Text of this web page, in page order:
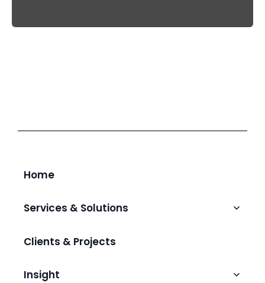
Home
Services & Solutions
Talent Augmentation & Hiring
AI & Intelligent Automation
Clients & Projects
Insight